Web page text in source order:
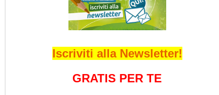
Iscriviti alla Newsletter!
GRATIS PER TE